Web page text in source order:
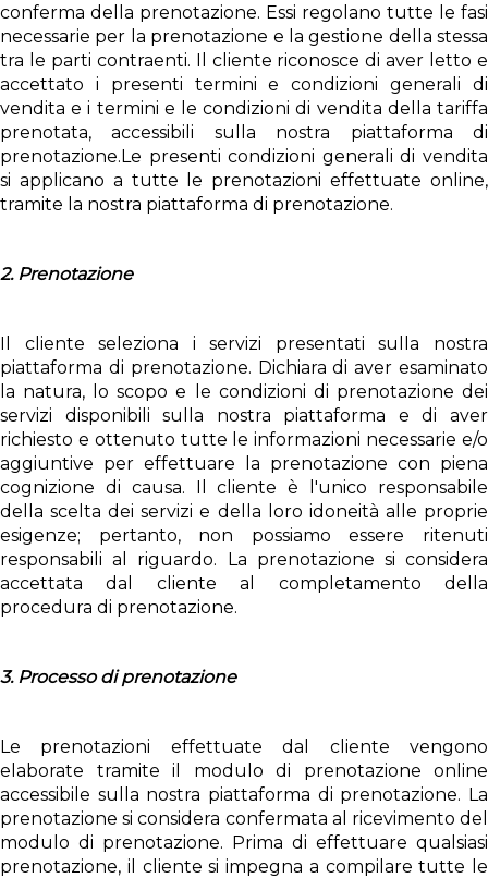
conferma della prenotazione. Essi regolano tutte le fasi
necessarie per la prenotazione e la gestione della stessa
tra le parti contraenti. Il cliente riconosce di aver letto e
accettato i presenti termini e condizioni generali di
vendita e i termini e le condizioni di vendita della tariffa
prenotata, accessibili sulla nostra piattaforma di
prenotazione.Le presenti condizioni generali di vendita
si applicano a tutte le prenotazioni effettuate online,
tramite la nostra piattaforma di prenotazione.
2. Prenotazione
Il cliente seleziona i servizi presentati sulla nostra
piattaforma di prenotazione. Dichiara di aver esaminato
la natura, lo scopo e le condizioni di prenotazione dei
servizi disponibili sulla nostra piattaforma e di aver
richiesto e ottenuto tutte le informazioni necessarie e/o
aggiuntive per effettuare la prenotazione con piena
cognizione di causa. Il cliente è l'unico responsabile
della scelta dei servizi e della loro idoneità alle proprie
esigenze; pertanto, non possiamo essere ritenuti
responsabili al riguardo. La prenotazione si considera
accettata dal cliente al completamento della
procedura di prenotazione.
3. Processo di prenotazione
Le prenotazioni effettuate dal cliente vengono
elaborate tramite il modulo di prenotazione online
accessibile sulla nostra piattaforma di prenotazione. La
prenotazione si considera confermata al ricevimento del
modulo di prenotazione. Prima di effettuare qualsiasi
prenotazione, il cliente si impegna a compilare tutte le